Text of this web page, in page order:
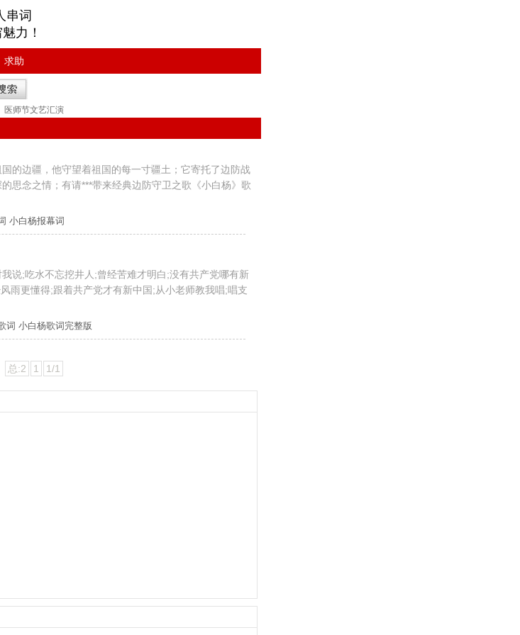
串词
力！
求助
医师节文艺汇演
的边疆，他守望着祖国的每一寸疆土；它寄托了边防战
思念之情；有请***带来经典边防守卫之歌《小白杨》歌
小白杨报幕词
说;吃水不忘挖井人;曾经苦难才明白;没有共产党哪有新
雨更懂得;跟着共产党才有新中国;从小老师教我唱;唱支
词 小白杨歌词完整版
总:2 1 1/1